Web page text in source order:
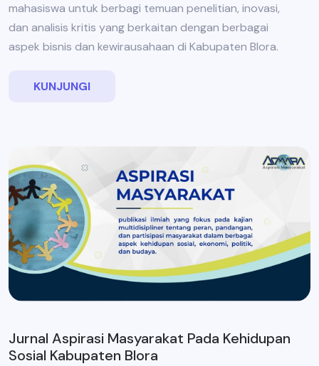
mahasiswa untuk berbagi temuan penelitian, inovasi,
dan analisis kritis yang berkaitan dengan berbagai
aspek bisnis dan kewirausahaan di Kabupaten Blora.
KUNJUNGI
Jurnal Aspirasi Masyarakat Pada Kehidupan
Sosial Kabupaten Blora